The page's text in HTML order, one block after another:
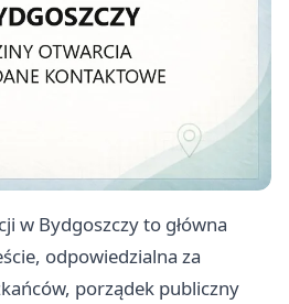
w Bydgoszczy to główna
odpowiedzialna za
porządek publiczny